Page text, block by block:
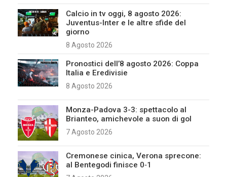
Calcio in tv oggi, 8 agosto 2026:
Juventus-Inter e le altre sfide del
giorno
8 Agosto 2026
Pronostici dell’8 agosto 2026: Coppa
Italia e Eredivisie
8 Agosto 2026
Monza-Padova 3-3: spettacolo al
Brianteo, amichevole a suon di gol
7 Agosto 2026
Cremonese cinica, Verona sprecone:
al Bentegodi finisce 0‑1